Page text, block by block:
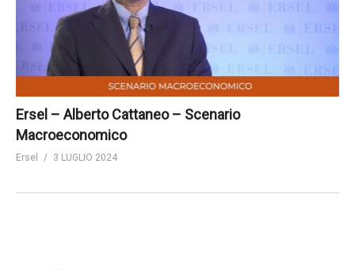
Ersel – Alberto Cattaneo – Scenario
Macroeconomico
Ersel 3 LUGLIO 2024